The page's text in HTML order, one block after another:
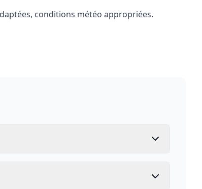
conditions météo appropriées.